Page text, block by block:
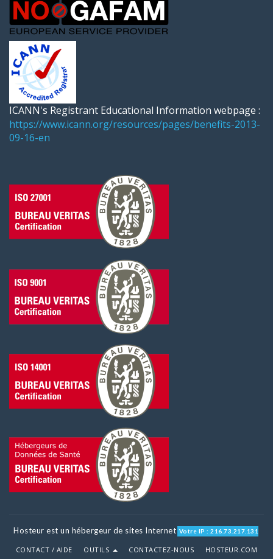
ICANN's Registrant Educational Information webpage :
https://www.icann.org/resources/pages/benefits-2013-
09-16-en
Hosteur est un hébergeur de sites Internet Votre IP : 216.73.217.131
CONTACT / AIDE OUTILS CONTACTEZ-NOUS
HOSTEUR.COM